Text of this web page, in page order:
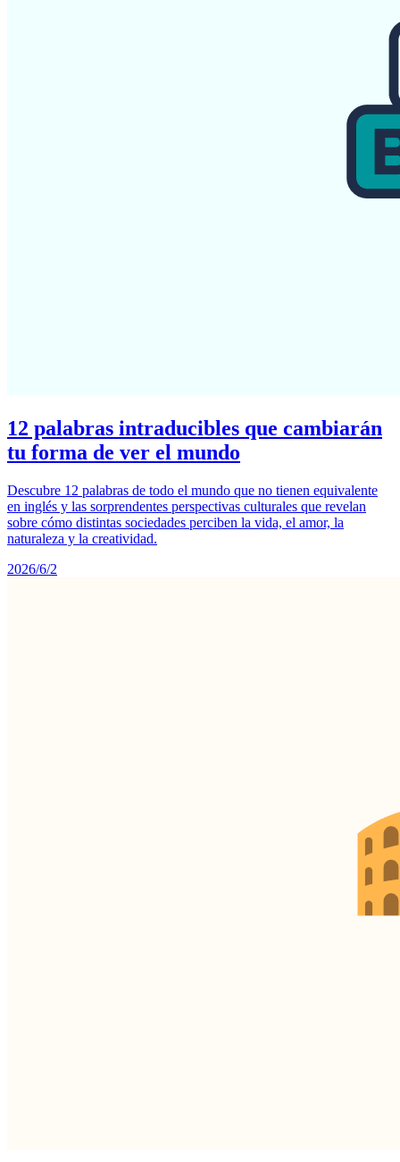
12 palabras intraducibles que cambiarán
tu forma de ver el mundo
Descubre 12 palabras de todo el mundo que no tienen equivalente
en inglés y las sorprendentes perspectivas culturales que revelan
sobre cómo distintas sociedades perciben la vida, el amor, la
naturaleza y la creatividad.
2026/6/2